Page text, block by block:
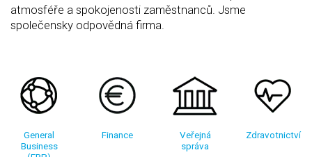
atmosféře a spokojenosti zaměstnanců. Jsme
společensky odpovědná firma.
General
Business
Finance
Veřejná
správa
Zdravotnictví